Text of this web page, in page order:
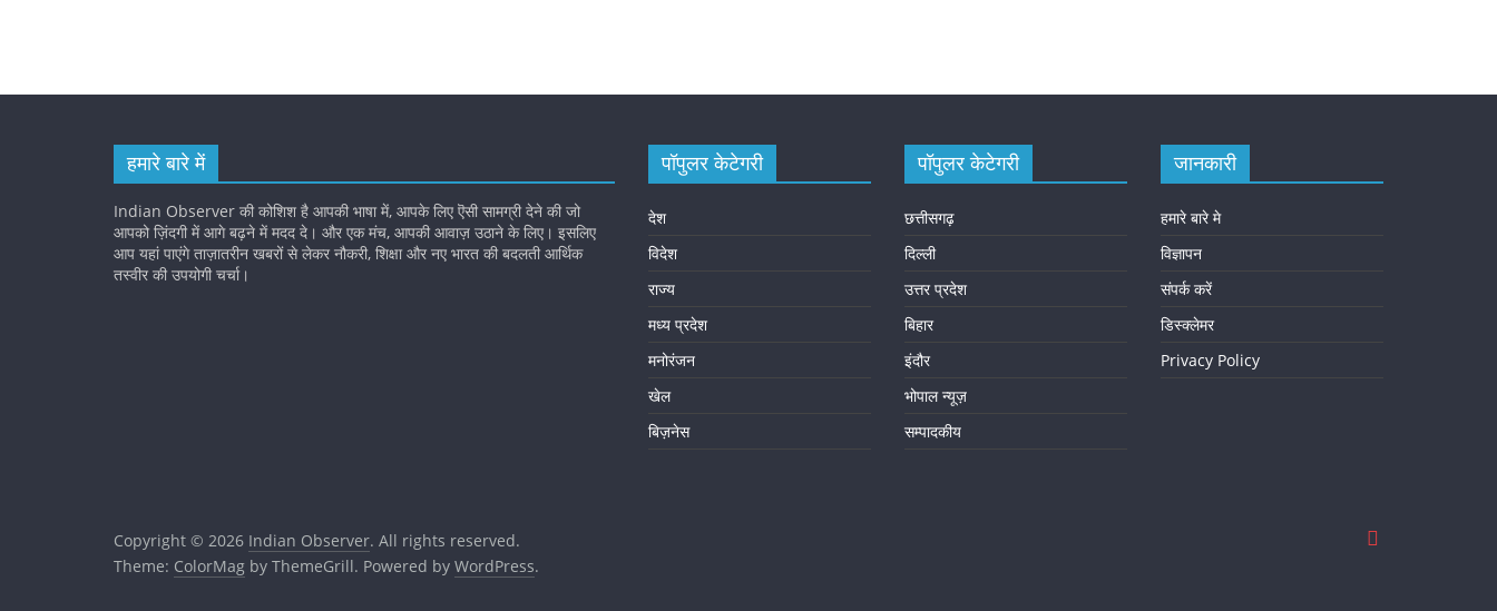
हमारे बारे में
Indian Observer की कोशिश है आपकी भाषा में, आपके लिए ऎसी सामग्री देने की जो
आपको ज़िंदगी में आगे बढ़ने में मदद दे। और एक मंच, आपकी आवाज़ उठाने के लिए। इसलिए
आप यहां पाएंगे ताज़ातरीन खबरों से लेकर नौकरी, शिक्षा और नए भारत की बदलती आर्थिक
तस्वीर की उपयोगी चर्चा।
पॉपुलर केटेगरी
देश
विदेश
राज्य
मध्य प्रदेश
मनोरंजन
खेल
बिज़नेस
पॉपुलर केटेगरी
छत्तीसगढ़
दिल्ली
उत्तर प्रदेश
बिहार
इंदौर
भोपाल न्यूज़
सम्पादकीय
जानकारी
हमारे बारे मे
विज्ञापन
संपर्क करें
डिस्क्लेमर
Privacy Policy
Copyright © 2026 Indian Observer. All rights reserved.
Theme: ColorMag by ThemeGrill. Powered by WordPress.